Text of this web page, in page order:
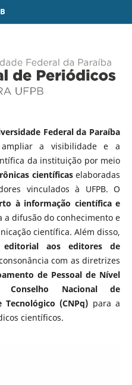
Federal da Paraíba
a visibilidade e a
da instituição por meio
científicaselaboradas
vinculados à UFPB. O
à informação científica e
difusão do conhecimento e
científica. Além disso,
aos editores de
com as diretrizes
de Pessoal de Nível
Conselho Nacional de
(CNPq) para a
científicos.